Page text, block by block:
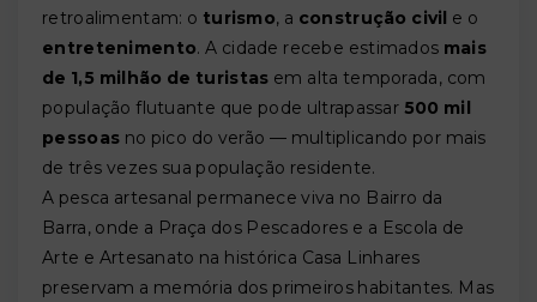
retroalimentam: o turismo, a construção civil e o
entretenimento. A cidade recebe estimados mais
de 1,5 milhão de turistas em alta temporada, com
população flutuante que pode ultrapassar 500 mil
pessoas no pico do verão — multiplicando por mais
de três vezes sua população residente.
A pesca artesanal permanece viva no Bairro da
Barra, onde a Praça dos Pescadores e a Escola de
Arte e Artesanato na histórica Casa Linhares
preservam a memória dos primeiros habitantes. Mas